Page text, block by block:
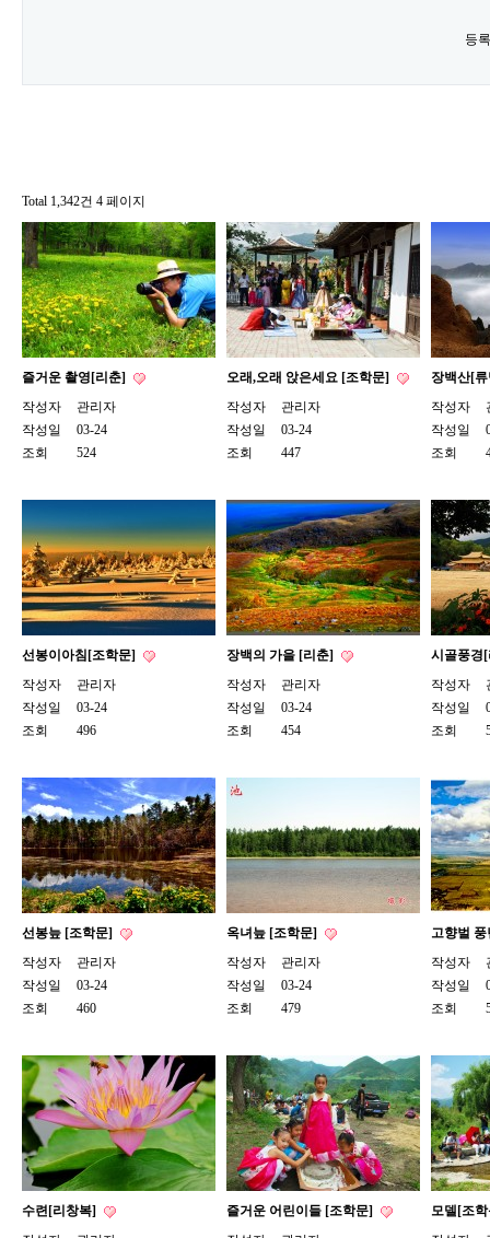
등
Total 1,342건 4 페이지
즐거운 촬영[리춘]
작성자
관리자
작성일
03-24
조회
524
오래,오래 앉은세요 [조학문]
작성자
관리자
작성일
03-24
조회
447
장백산[
작성자
작성일
조회
선봉이아침[조학문]
작성자
관리자
작성일
03-24
조회
496
장백의 가을 [리춘]
작성자
관리자
작성일
03-24
조회
454
시골풍경
작성자
작성일
조회
선봉늪 [조학문]
작성자
관리자
작성일
03-24
조회
460
옥녀늪 [조학문]
작성자
관리자
작성일
03-24
조회
479
고향벌
작성자
작성일
조회
수련[리창복]
즐거운 어린이들 [조학문]
모델[조